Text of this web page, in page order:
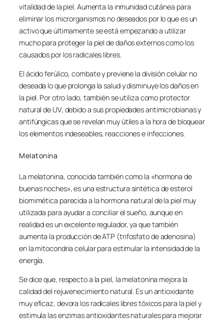
vitalidad de la piel. Aumenta la inmunidad cutánea para
eliminar los microrganismos no deseados por lo que es un
activo que últimamente se está empezando a utilizar
mucho para proteger la piel de daños externos como los
causados por los radicales libres.
El ácido ferúlico, combate y previene la división celular no
deseada lo que prolonga la salud y disminuye los daños en
la piel. Por otro lado, también se utiliza como protector
natural de UV, debido a sus propiedades antimicrobianas y
antifúngicas que se revelan muy útiles a la hora de bloquear
los elementos indeseables, reacciones e infecciones.
Melatonina
La melatonina, conocida también como la «hormona de
buenas noches», es una estructura sintética de esterol
biomimética parecida a la hormona natural de la piel muy
utilizada para ayudar a conciliar el sueño, aunque en
realidad es un excelente regulador, ya que también
aumenta la producción de ATP (trifosfato de adenosina)
en la mitocondria celular para estimular la intensidad de la
energía.
Se dice que, respecto a la piel, la melatonina mejora la
calidad del rejuvenecimiento natural. Es un antioxidante
muy eficaz, devora los radicales libres tóxicos para la piel y
estimula las enzimas antioxidantes naturales para mejorar